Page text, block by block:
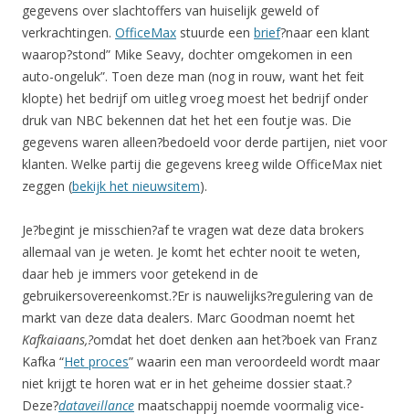
gegevens over slachtoffers van huiselijk geweld of
verkrachtingen. OfficeMax stuurde een brief?naar een klant
waarop?stond” Mike Seavy, dochter omgekomen in een
auto-ongeluk”. Toen deze man (nog in rouw, want het feit
klopte) het bedrijf om uitleg vroeg moest het bedrijf onder
druk van NBC bekennen dat het het een foutje was. Die
gegevens waren alleen?bedoeld voor derde partijen, niet voor
klanten. Welke partij die gegevens kreeg wilde OfficeMax niet
zeggen (bekijk het nieuwsitem).
Je?begint je misschien?af te vragen wat deze data brokers
allemaal van je weten. Je komt het echter nooit te weten,
daar heb je immers voor getekend in de
gebruikersovereenkomst.?Er is nauwelijks?regulering van de
markt van deze data dealers. Marc Goodman noemt het
Kafkaiaans,?omdat het doet denken aan het?boek van Franz
Kafka “Het proces” waarin een man veroordeeld wordt maar
niet krijgt te horen wat er in het geheime dossier staat.?
Deze?dataveillance maatschappij noemde voormalig vice-